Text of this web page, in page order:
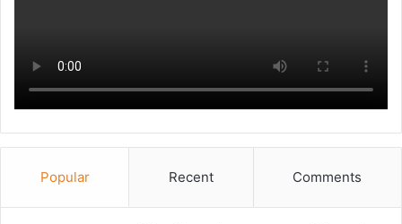
Popular Recent Comments